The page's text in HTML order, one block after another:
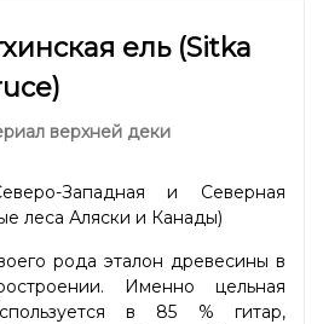
ель (Sitka
верхней деки
Западная и Северная
леса Аляски и Канады)
рода эталон древесины в
Именно цельная
в 85 % гитар,